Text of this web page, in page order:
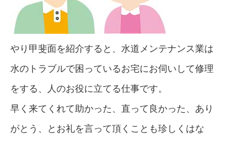
やり甲斐面を紹介すると、水道メンテナンス業は
水のトラブルで困っているお宅にお伺いして修理
をする、人のお役に立てる仕事です。
早く来てくれて助かった、直って良かった、あり
がとう、とお礼を言って頂くことも珍しくはな